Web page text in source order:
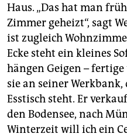
Haus. „Das hat man
Zimmer geheizt“, sagt
ist zugleich
Ecke steht ein kleines
hängen Geigen –
sie an seiner
Esstisch steht. Er
den Bodensee, nach
Winterzeit will ich ein